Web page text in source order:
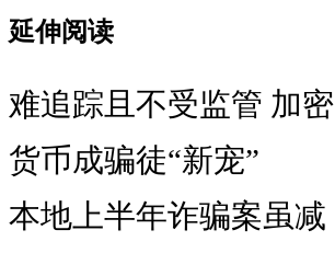
延伸阅读
难追踪且不受监管 加密
货币成骗徒“新宠”
本地上半年诈骗案虽减